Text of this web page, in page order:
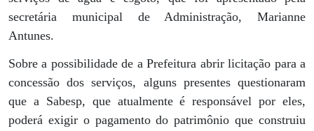
secretária municipal de Administração, Marianne
Antunes.
Sobre a possibilidade de a Prefeitura abrir licitação para a
concessão dos serviços, alguns presentes questionaram
que a Sabesp, que atualmente é responsável por eles,
poderá exigir o pagamento do patrimônio que construiu